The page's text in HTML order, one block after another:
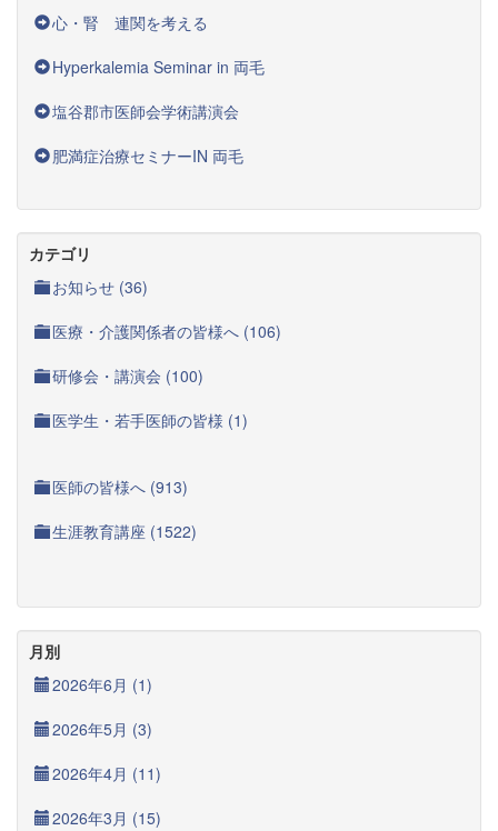
心・腎 連関を考える
Hyperkalemia Seminar in 両毛
塩谷郡市医師会学術講演会
肥満症治療セミナーIN 両毛
カテゴリ
お知らせ (36)
医療・介護関係者の皆様へ (106)
研修会・講演会 (100)
医学生・若手医師の皆様 (1)
医師の皆様へ (913)
生涯教育講座 (1522)
月別
2026年6月 (1)
2026年5月 (3)
2026年4月 (11)
2026年3月 (15)